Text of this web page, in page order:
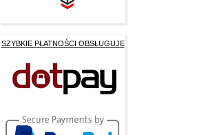
SZYBKIE PŁATNOŚCI OBSŁUGUJE